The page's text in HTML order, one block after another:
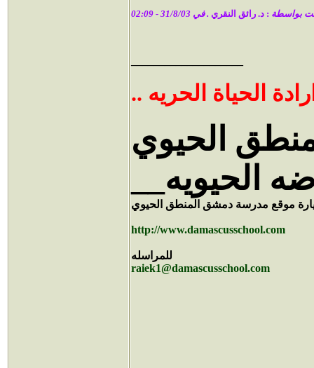
بواسطة : د. رائق النقري
الحياة الحريه
الحيوي
الحيويه
موقع مدرسة دمشق المنطق الحيوي
http://www.damascusschool.com
للمراسله
raiek1@damascusschool.com